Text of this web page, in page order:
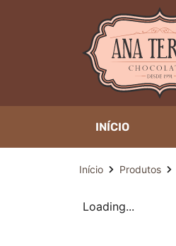
INÍCIO
Início Produtos
Loading...